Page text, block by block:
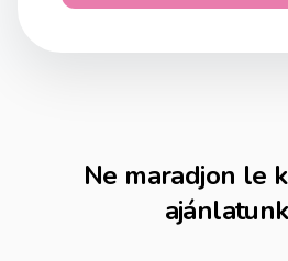
Ne maradjon le